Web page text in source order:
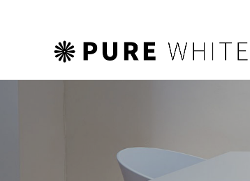
하위분류